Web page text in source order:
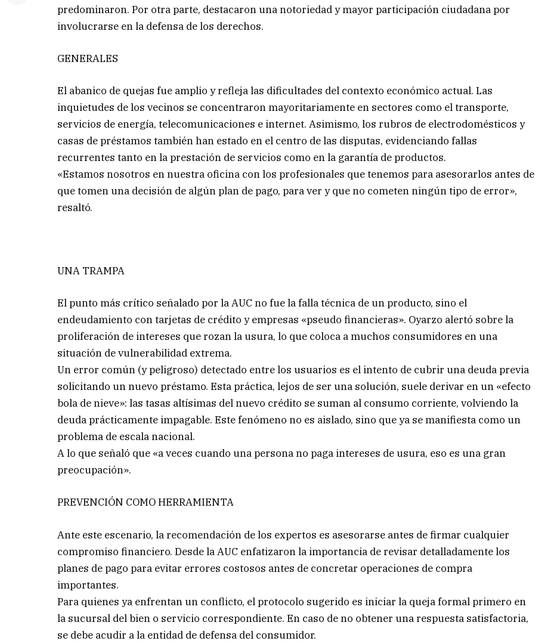
predominaron. Por otra parte, destacaron una notoriedad y mayor participación ciudadana por
involucrarse en la defensa de los derechos.
GENERALES
El abanico de quejas fue amplio y refleja las dificultades del contexto económico actual. Las
inquietudes de los vecinos se concentraron mayoritariamente en sectores como el transporte,
servicios de energía, telecomunicaciones e internet. Asimismo, los rubros de electrodomésticos y
casas de préstamos también han estado en el centro de las disputas, evidenciando fallas
recurrentes tanto en la prestación de servicios como en la garantía de productos.
«Estamos nosotros en nuestra oficina con los profesionales que tenemos para asesorarlos antes de
que tomen una decisión de algún plan de pago, para ver y que no cometen ningún tipo de error»,
resaltó.
UNA TRAMPA
El punto más crítico señalado por la AUC no fue la falla técnica de un producto, sino el
endeudamiento con tarjetas de crédito y empresas «pseudo financieras». Oyarzo alertó sobre la
proliferación de intereses que rozan la usura, lo que coloca a muchos consumidores en una
situación de vulnerabilidad extrema.
Un error común (y peligroso) detectado entre los usuarios es el intento de cubrir una deuda previa
solicitando un nuevo préstamo. Esta práctica, lejos de ser una solución, suele derivar en un «efecto
bola de nieve»: las tasas altísimas del nuevo crédito se suman al consumo corriente, volviendo la
deuda prácticamente impagable. Este fenómeno no es aislado, sino que ya se manifiesta como un
problema de escala nacional.
A lo que señaló que «a veces cuando una persona no paga intereses de usura, eso es una gran
preocupación».
PREVENCIÓN COMO HERRAMIENTA
Ante este escenario, la recomendación de los expertos es asesorarse antes de firmar cualquier
compromiso financiero. Desde la AUC enfatizaron la importancia de revisar detalladamente los
planes de pago para evitar errores costosos antes de concretar operaciones de compra
importantes.
Para quienes ya enfrentan un conflicto, el protocolo sugerido es iniciar la queja formal primero en
la sucursal del bien o servicio correspondiente. En caso de no obtener una respuesta satisfactoria,
se debe acudir a la entidad de defensa del consumidor.